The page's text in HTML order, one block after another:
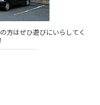
方はぜひ遊びにいらしてく